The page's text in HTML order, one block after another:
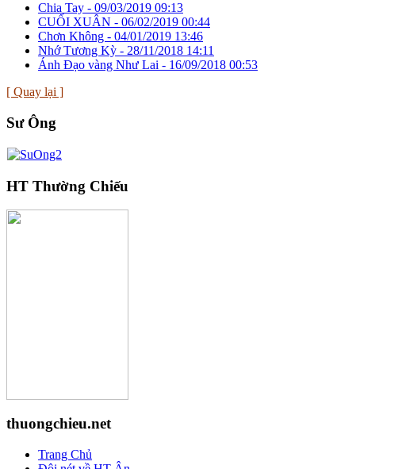
Chia Tay - 09/03/2019 09:13
CUỐI XUÂN - 06/02/2019 00:44
Chơn Không - 04/01/2019 13:46
Nhớ Tương Kỳ - 28/11/2018 14:11
Ánh Đạo vàng Như Lai - 16/09/2018 00:53
[ Quay lại ]
Sư Ông
HT Thường Chiếu
thuongchieu.net
Trang Chủ